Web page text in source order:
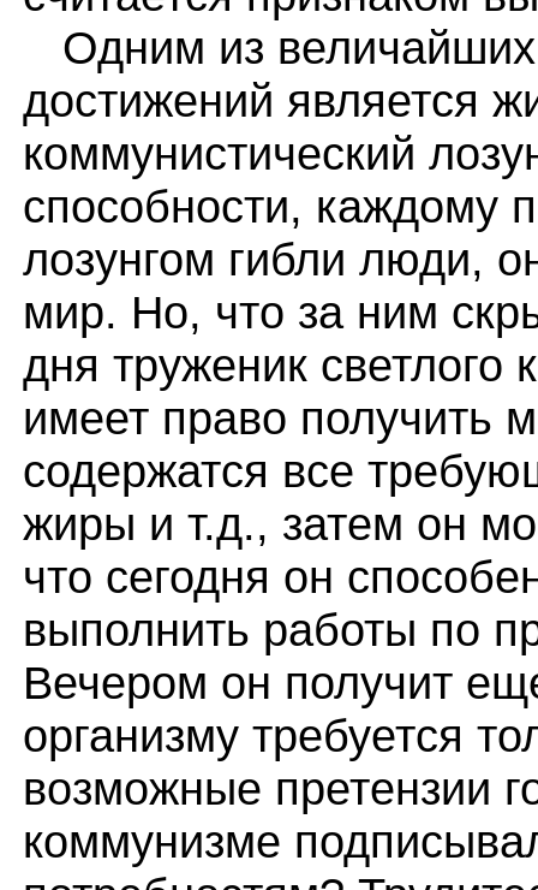
Одним из величайших
достижений является
коммунистический
способности, каждому
лозунгом гибли люди,
мир. Но, что за ним
дня труженик светлого
имеет право получить
содержатся все
жиры и т.д., затем он
что сегодня он
выполнить работы по
Вечером он получит
организму требуется
возможные претензии
коммунизме